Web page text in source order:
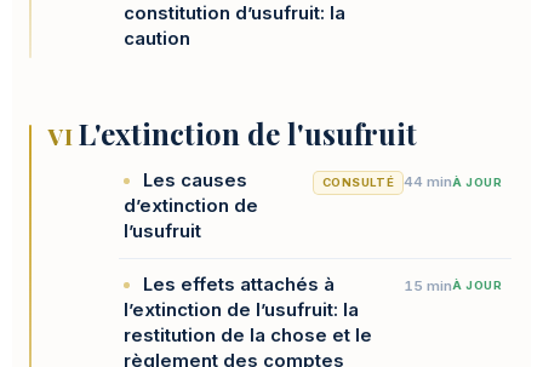
constitution d’usufruit: la
caution
VI L'extinction de l'usufruit
Les causes
d’extinction de
l’usufruit
CONSULTÉ 44 minÀ JOUR
Les effets attachés à
l’extinction de l’usufruit: la
restitution de la chose et le
règlement des comptes
15 minÀ JOUR